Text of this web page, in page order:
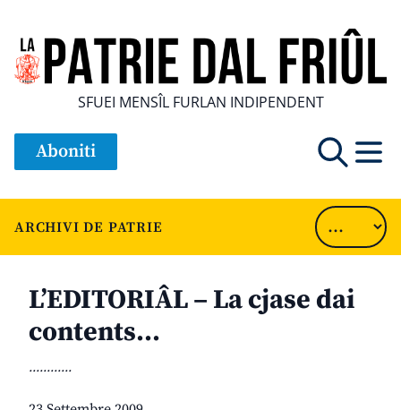
SFUEI MENSÎL FURLAN INDIPENDENT
Aboniti
ARCHIVI DE PATRIE
L’EDITORIÂL – La cjase dai
contents…
............